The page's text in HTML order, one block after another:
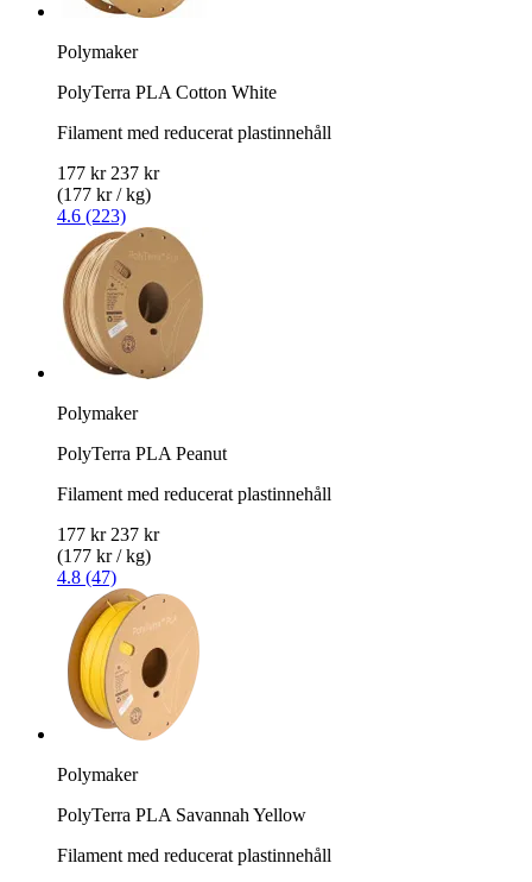
Polymaker
PolyTerra PLA Cotton White
Filament med reducerat plastinnehåll
177 kr 237 kr
(177 kr / kg)
4.6 (223)
Polymaker
PolyTerra PLA Peanut
Filament med reducerat plastinnehåll
177 kr 237 kr
(177 kr / kg)
4.8 (47)
Polymaker
PolyTerra PLA Savannah Yellow
Filament med reducerat plastinnehåll